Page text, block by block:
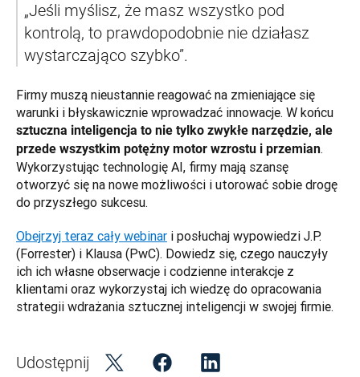
„Jeśli myślisz, że masz wszystko pod
kontrolą, to prawdopodobnie nie działasz
wystarczająco szybko”.
Firmy muszą nieustannie reagować na zmieniające się
sztuczna inteligencja to nie tylko zwykłe narzędzie, ale
przede wszystkim potężny motor wzrostu i przemian.
Wykorzystując technologię AI, firmy mają szansę
otworzyć się na nowe możliwości i utorować sobie drogę
do przyszłego sukcesu.
Obejrzyj teraz cały webinar i posłuchaj wypowiedzi J.P.
(Forrester) i Klausa (PwC). Dowiedz się, czego nauczyły
ich ich własne obserwacje i codzienne interakcje z
klientami oraz wykorzystaj ich wiedzę do opracowania
strategii wdrażania sztucznej inteligencji w swojej firmie.
Udostępnij